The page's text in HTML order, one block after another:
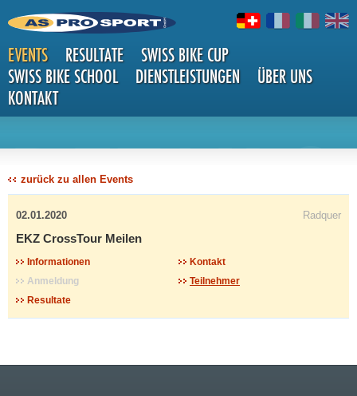
EVENTS RESULTATE
SWISS BIKE CUP
SWISS BIKE SCHOOL
DIENSTLEISTUNGEN
ÜBER UNS
KONTAKT
DETAILS
zurück zu allen Events
02.01.2020 Radquer
EKZ CrossTour Meilen
Informationen
Kontakt
Anmeldung
Teilnehmer
Resultate